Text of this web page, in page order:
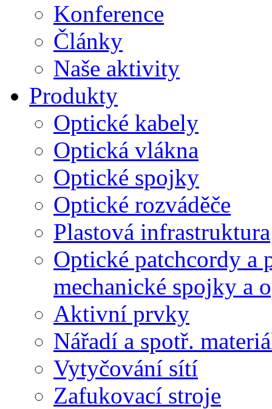
Konference
Články
Naše aktivity
Produkty
Optické kabely
Optická vlákna
Optické spojky
Optické rozváděče
Plastová infrastruktura
Optické patchcordy a
mechanické spojky a
Aktivní prvky
Nářadí a spotř.
Vytyčování sítí
Zafukovací stroje